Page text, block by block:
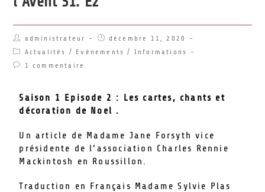
administrateur
décembre 11, 2020
Actualités
/ Evènements / Informations
1 commentaire
Saison 1 Episode 2 : Les cartes, chants et
décoration de Noel .
Un article de Madame Jane Forsyth vice
présidente de l’association Charles Rennie
Mackintosh en Roussillon.
Traduction en Français Madame Sylvie Plas